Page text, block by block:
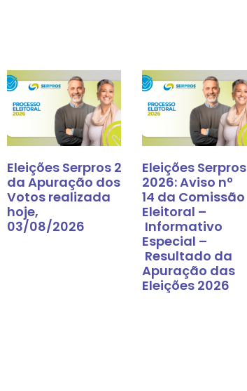
Eleições Serpros 2026: Resultado
da Apuração dos
Votos realizada
hoje,
03/08/2026
Eleições Serpros
2026: Aviso nº
14 da Comissão
Eleitoral –
Informativo
Especial –
Resultado da
Apuração das
Eleições 2026